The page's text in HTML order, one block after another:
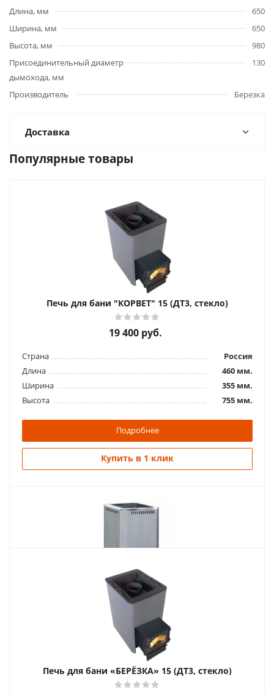
Длина, мм
650
Ширина, мм
650
Высота, мм
980
Присоединительный диаметр
дымохода, мм
130
Производитель Березка
Доставка
Популярные товары
Печь для бани "КОРВЕТ" 15 (ДТ3, стекло)
19 400руб.
Страна
Россия
Длина
460 мм.
Ширина
355 мм.
Высота
755 мм.
Подробнее
Купить в 1 клик
Печь для бани "Корвет" 15
26 300 руб.
Длина
460 мм.
Печь для бани «БЕРЁЗКА» 15 (ДТ3, стекло)